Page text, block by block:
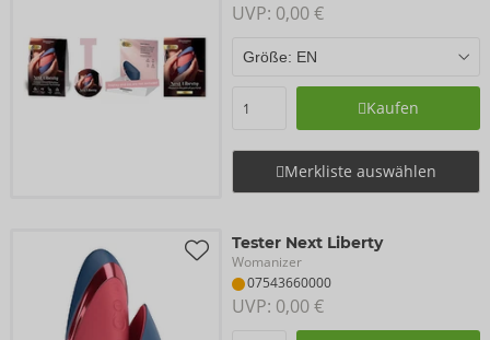
UVP: 0,00 €
Kaufen
Merkliste auswählen
Tester Next Liberty
Womanizer
07543660000
UVP: 0,00 €